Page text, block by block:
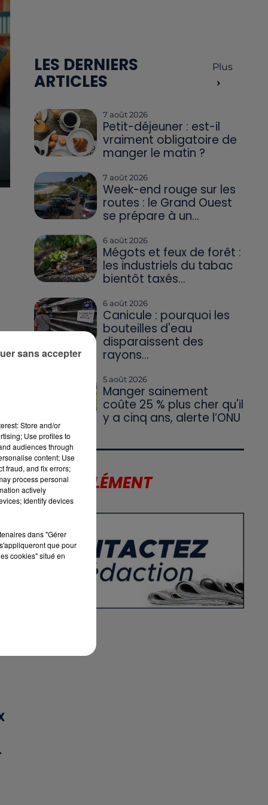
LES DERNIERS
ARTICLES
Plus
7 août 2026
Petit-déjeuner : est-il
vraiment obligatoire de
manger le matin ?
7 août 2026
Week-end rouge sur les
routes : le Grand Ouest
se prépare à un...
6 août 2026
Mégots et feux de forêt :
les industriels du tabac
bientôt taxés...
6 août 2026
Canicule : pourquoi les
bouteilles d'eau
disparaissent des
rayons...
5 août 2026
Manger sainement
coûte 25 % plus cher qu'il
y a cinq ans, alerte l’ONU
LE SUPPLÉMENT
Store and/or
Use profiles to
audiences through
content; Use
fraud, and fix errors;
process personal
actively
Identify devices
dans "Gérer
que pour
cookies" situé en
sans accepter